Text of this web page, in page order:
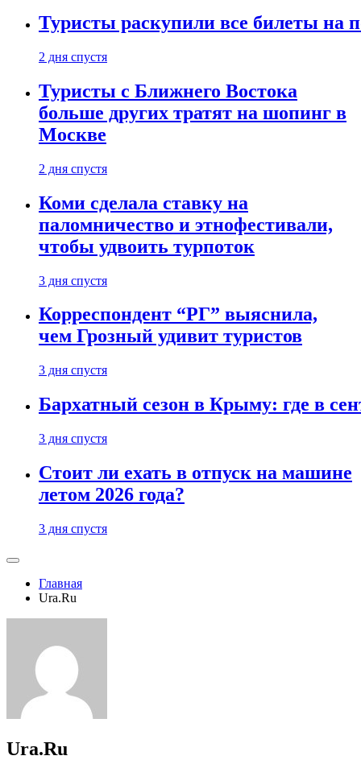
Туристы раскупили все билеты на
2 дня спустя
Туристы с Ближнего Востока
больше других тратят на шопинг в
Москве
2 дня спустя
Коми сделала ставку на
паломничество и этнофестивали,
чтобы удвоить турпоток
3 дня спустя
Корреспондент “РГ” выяснила,
чем Грозный удивит туристов
3 дня спустя
Бархатный сезон в Крыму: где в
3 дня спустя
Стоит ли ехать в отпуск на машине
летом 2026 года?
3 дня спустя
Главная
Ura.Ru
Ura.Ru